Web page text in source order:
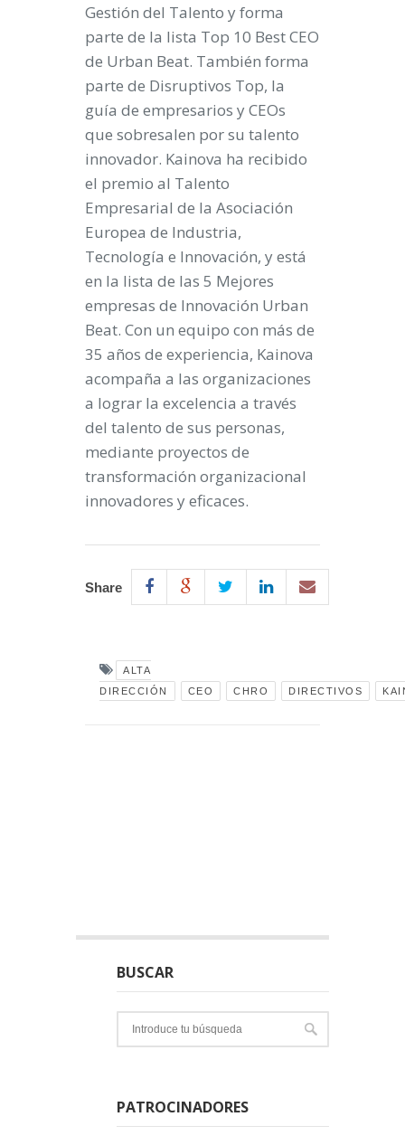
Gestión del Talento y forma
parte de la lista Top 10 Best CEO
de Urban Beat. También forma
parte de Disruptivos Top, la
guía de empresarios y CEOs
que sobresalen por su talento
innovador. Kainova ha recibido
el premio al Talento
Empresarial de la Asociación
Europea de Industria,
Tecnología e Innovación, y está
en la lista de las 5 Mejores
empresas de Innovación Urban
Beat. Con un equipo con más de
35 años de experiencia, Kainova
acompaña a las organizaciones
a lograr la excelencia a través
del talento de sus personas,
mediante proyectos de
transformación organizacional
innovadores y eficaces.
Share
ALTA
DIRECCIÓN
CEO CHRO DIRECTIVOS
BUSCAR
PATROCINADORES